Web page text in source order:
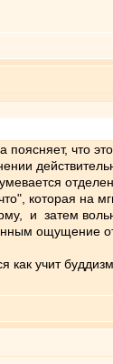
что
которая на
и затем
ощущение
учит